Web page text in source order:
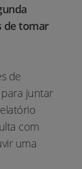
de tomar
de
juntar
com
uma